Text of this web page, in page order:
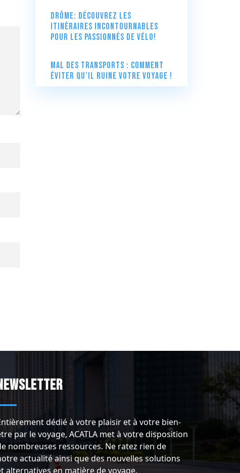
Drôme: Découvrez les
itinéraires incontournables
pour les passionnés de vélo!
Mal des transports : comment
éviter qu’il ruine votre voyage !
dédié à votre plaisir et à votre bien-
par le voyage, ACATLA met à votre disposition
nombreuses ressources. Ne ratez rien de
actualité ainsi que des nouvelles solutions
alternatives en matière de voyage.